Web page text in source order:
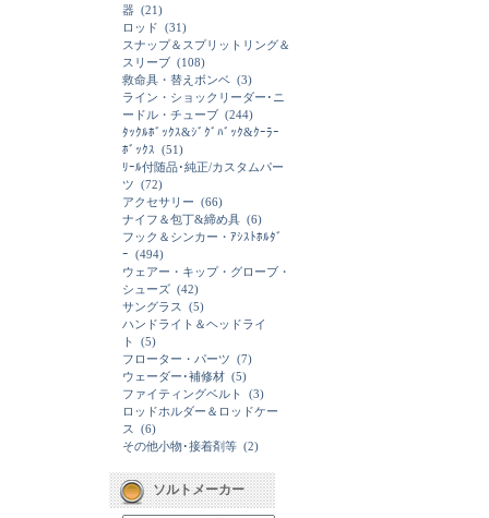
器 (21)
ロッド (31)
スナップ＆スプリットリング＆
スリーブ (108)
救命具・替えボンベ (3)
ライン・ショックリーダー･ニ
ードル・チューブ (244)
ﾀｯｸﾙﾎﾞｯｸｽ&ｼﾞｸﾞﾊﾞｯｸ&ｸｰﾗｰ
ﾎﾞｯｸｽ (51)
ﾘｰﾙ付随品･純正/カスタムパー
ツ (72)
アクセサリー (66)
ナイフ＆包丁&締め具 (6)
フック＆シンカー・ｱｼｽﾄﾎﾙﾀﾞ
ｰ (494)
ウェアー・キップ・グローブ・
シューズ (42)
サングラス
(5)
ハンドライト＆ヘッドライ
ト
(5)
フローター・パーツ (7)
ウェーダー･補修材 (5)
ファイティングベルト
(3)
ロッドホルダー＆ロッドケー
ス
(6)
その他小物･接着剤等 (2)
ソルトメーカー